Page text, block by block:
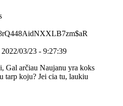
2022/03/23 - 9:27:39
Gal arčiau Naujanu yra koks
tarp koju? Jei cia tu, laukiu